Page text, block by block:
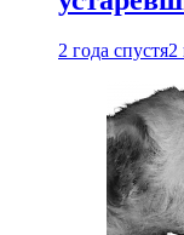
2 года спустя2